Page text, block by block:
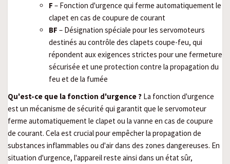
F – Fonction d'urgence qui ferme automatiquement le
clapet en cas de coupure de courant
BF – Désignation spéciale pour les servomoteurs
destinés au contrôle des clapets coupe-feu, qui
répondent aux exigences strictes pour une fermeture
sécurisée et une protection contre la propagation du
feu et de la fumée
Qu'est-ce que la fonction d'urgence ? La fonction d'urgence
est un mécanisme de sécurité qui garantit que le servomoteur
ferme automatiquement le clapet ou la vanne en cas de coupure
de courant. Cela est crucial pour empêcher la propagation de
substances inflammables ou d'air dans des zones dangereuses. En
situation d'urgence, l'appareil reste ainsi dans un état sûr,